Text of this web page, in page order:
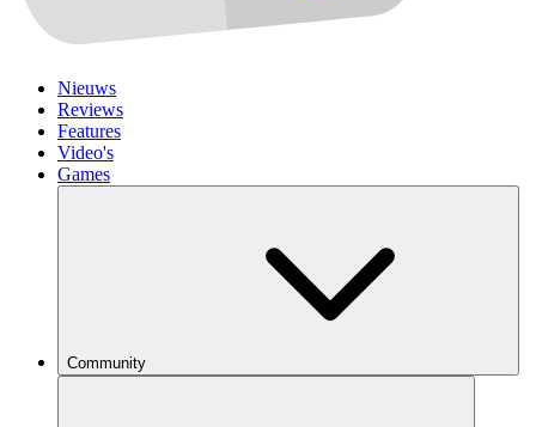
Nieuws
Reviews
Features
Video's
Games
Community